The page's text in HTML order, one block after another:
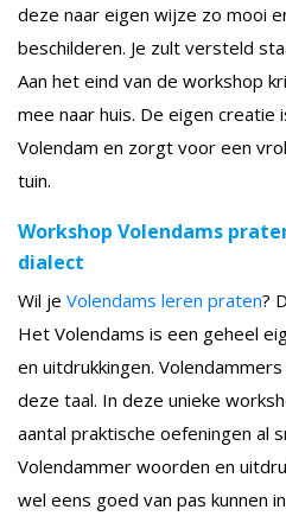
deze naar eigen wijze zo mooi
beschilderen. Je zult versteld
Aan het eind van de workshop
mee naar huis. De eigen
Volendam en zorgt voor een
tuin.
Workshop Volendams
dialect
Wil je Volendams leren praten?
Het Volendams is een geheel
en uitdrukkingen.
deze taal. In deze unieke
aantal praktische oefeningen al
Volendammer woorden en
wel eens goed van pas kunnen